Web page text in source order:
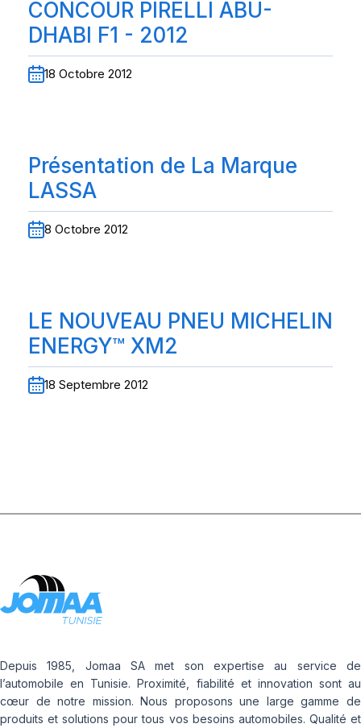
CONCOUR PIRELLI ABU-
DHABI F1 - 2012
18 Octobre 2012
Présentation de La Marque
LASSA
8 Octobre 2012
LE NOUVEAU PNEU MICHELIN
ENERGY™ XM2
18 Septembre 2012
Depuis 1985, Jomaa SA met son expertise au service de
l’automobile en Tunisie. Proximité, fiabilité et innovation sont au
cœur de notre mission. Nous proposons une large gamme de
produits et solutions pour tous vos besoins automobiles. Qualité et